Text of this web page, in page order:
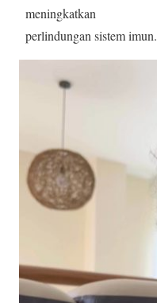
meningkatkan
perlindungan sistem imun.